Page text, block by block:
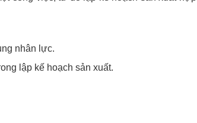
nhân lực.
lập kế hoạch sản xuất.